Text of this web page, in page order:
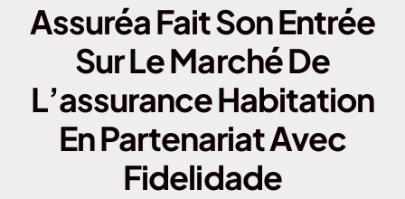
Assuréa Fait Son Entrée
Sur Le Marché De
L’assurance Habitation
En Partenariat Avec
Fidelidade